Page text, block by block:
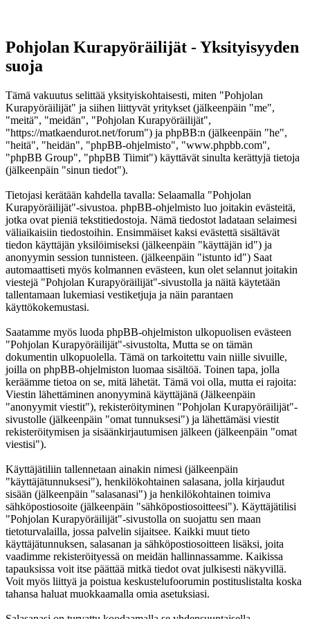
Pohjolan Kurapyöräilijät - Yksityisyyden
suoja
Tämä vakuutus selittää yksityiskohtaisesti, miten "Pohjolan
Kurapyöräilijät" ja siihen liittyvät yritykset (jälkeenpäin "me",
"meitä", "meidän", "Pohjolan Kurapyöräilijät",
"https://matkaendurot.net/forum") ja phpBB:n (jälkeenpäin "he",
"heitä", "heidän", "phpBB-ohjelmisto", "www.phpbb.com",
"phpBB Group", "phpBB Tiimit") käyttävät sinulta kerättyjä tietoja
(jälkeenpäin "sinun tiedot").
Tietojasi kerätään kahdella tavalla: Selaamalla "Pohjolan
Kurapyöräilijät"-sivustoa. phpBB-ohjelmisto luo joitakin evästeitä,
jotka ovat pieniä tekstitiedostoja. Nämä tiedostot ladataan selaimesi
väliaikaisiin tiedostoihin. Ensimmäiset kaksi evästettä sisältävät
tiedon käyttäjän yksilöimiseksi (jälkeenpäin "käyttäjän id") ja
anonyymin session tunnisteen. (jälkeenpäin "istunto id") Saat
automaattiseti myös kolmannen evästeen, kun olet selannut joitakin
viestejä "Pohjolan Kurapyöräilijät"-sivustolla ja näitä käytetään
tallentamaan lukemiasi vestiketjuja ja näin parantaen
käyttökokemustasi.
Saatamme myös luoda phpBB-ohjelmiston ulkopuolisen evästeen
"Pohjolan Kurapyöräilijät"-sivustolta, Mutta se on tämän
dokumentin ulkopuolella. Tämä on tarkoitettu vain niille sivuille,
joilla on phpBB-ohjelmiston luomaa sisältöä. Toinen tapa, jolla
keräämme tietoa on se, mitä lähetät. Tämä voi olla, mutta ei rajoita:
Viestin lähettäminen anonyyminä käyttäjänä (Jälkeenpäin
"anonyymit viestit"), rekisteröityminen "Pohjolan Kurapyöräilijät"-
sivustolle (jälkeenpäin "omat tunnuksesi") ja lähettämäsi viestit
rekisteröitymisen ja sisäänkirjautumisen jälkeen (jälkeenpäin "omat
viestisi").
Käyttäjätiliin tallennetaan ainakin nimesi (jälkeenpäin
"käyttäjätunnuksesi"), henkilökohtainen salasana, jolla kirjaudut
sisään (jälkeenpäin "salasanasi") ja henkilökohtainen toimiva
sähköpostiosoite (jälkeenpäin "sähköpostiosoitteesi"). Käyttäjätilisi
"Pohjolan Kurapyöräilijät"-sivustolla on suojattu sen maan
tietoturvalailla, jossa palvelin sijaitsee. Kaikki muut tieto
käyttäjätunnuksen, salasanan ja sähköpostiosoitteen lisäksi, joita
vaadimme rekisteröityessä on meidän hallinnassamme. Kaikissa
tapauksissa voit itse päättää mitkä tiedot ovat julkisesti näkyvillä.
Voit myös liittyä ja poistua keskustelufoorumin postituslistalta koska
tahansa haluat muokkaamalla omia asetuksiasi.